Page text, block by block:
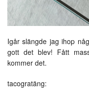
Igår slängde jag ihop
gott det blev! Fått
kommer det.
tacogratäng: